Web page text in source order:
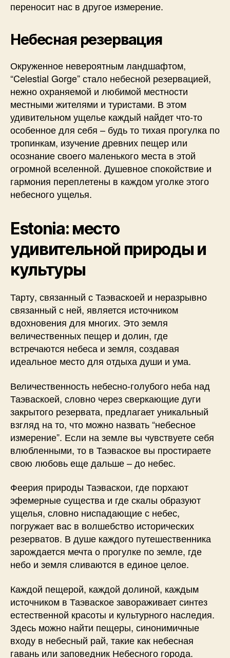
переносит нас в другое измерение.
Небесная резервация
Окруженное невероятным ландшафтом,
“Celestial Gorge” стало небесной резервацией,
нежно охраняемой и любимой местности
местными жителями и туристами. В этом
удивительном ущелье каждый найдет что-то
особенное для себя – будь то тихая прогулка по
тропинкам, изучение древних пещер или
осознание своего маленького места в этой
огромной вселенной. Душевное спокойствие и
гармония переплетены в каждом уголке этого
небесного ущелья.
Estonia: место
удивительной природы и
культуры
Тарту, связанный с Таэваскоей и неразрывно
связанный с ней, является источником
вдохновения для многих. Это земля
величественных пещер и долин, где
встречаются небеса и земля, создавая
идеальное место для отдыха души и ума.
Величественность небесно-голубого неба над
Таэваскоей, словно через сверкающие дуги
закрытого резервата, предлагает уникальный
взгляд на то, что можно назвать “небесное
измерение”. Если на земле вы чувствуете себя
влюбленными, то в Таэваское вы простираете
свою любовь еще дальше – до небес.
Феерия природы Таэваскои, где порхают
эфемерные существа и где скалы образуют
ущелья, словно ниспадающие с небес,
погружает вас в волшебство исторических
резерватов. В душе каждого путешественника
зарождается мечта о прогулке по земле, где
небо и земля сливаются в единое целое.
Каждой пещерой, каждой долиной, каждым
источником в Таэваское завораживает синтез
естественной красоты и культурного наследия.
Здесь можно найти пещеры, синонимичные
входу в небесный рай, такие как небесная
гавань или заповедник Небесного города.